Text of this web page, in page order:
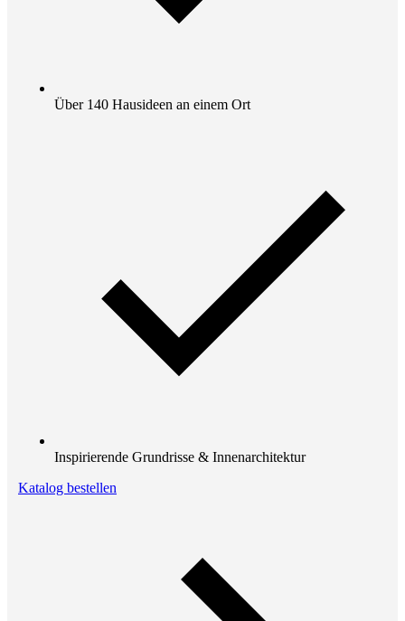
Über 140 Hausideen an einem Ort
Inspirierende Grundrisse & Innenarchitektur
Katalog bestellen